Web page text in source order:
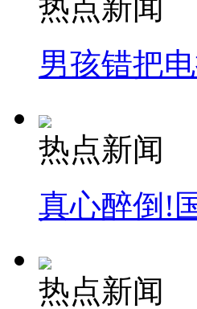
热点新闻
男孩错把
热点新闻
真心醉倒!
热点新闻